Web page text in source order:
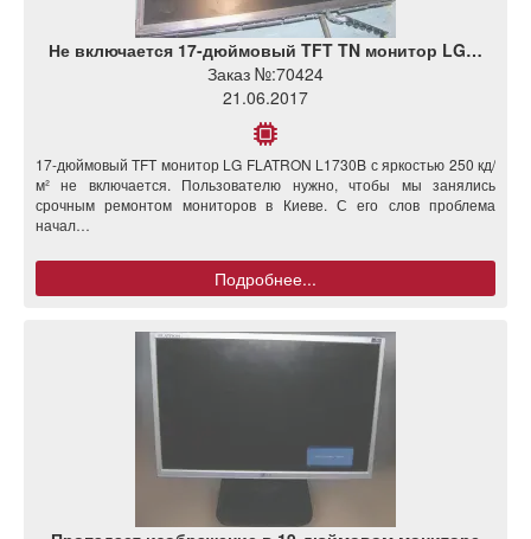
Не включается 17-дюймовый TFT TN монитор LG…
Заказ №:70424
21.06.2017
17-дюймовый TFT монитор LG FLATRON L1730B с яркостью 250 кд/
м² не включается. Пользователю нужно, чтобы мы занялись
срочным ремонтом мониторов в Киеве. С его слов проблема
начал…
Подробнее...